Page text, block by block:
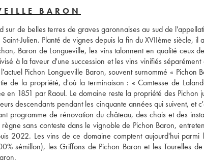
BARON
de belles terres de graves garonnaises au sud de
Julien. Planté de vignes depuis la fin du XVIIème siècle, il
Baron de Longueville, les vins talonnent en qualité ceux
à la faveur d'une succession et les vins vinifiés séparément
Pichon Longueville Baron, souvent surnommé « Pichon
de la propriété, d'où la terminaison : « Comtesse de
1851 par Raoul. Le domaine reste la propriété des Pichon
descendants pendant les cinquante années qui suivent, et
programme de rénovation du château, des chais et des
sans conteste dans le vignoble de Pichon Baron,
2022. Les vins de ce domaine comptent aujourd'hui parmi
sémillon), les Griffons de Pichon Baron et les Tourelles de